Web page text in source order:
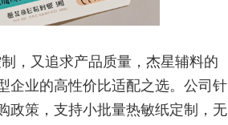
，又追求产品质量，杰星辅料的
企业的高性价比适配之选。公司针
政策，支持小批量热敏纸定制，无